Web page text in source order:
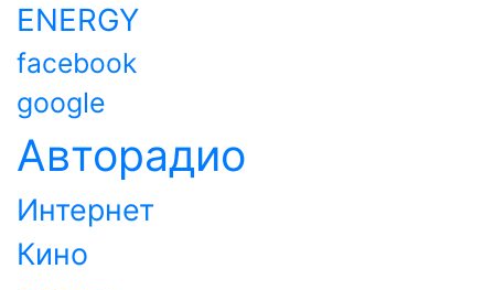
ENERGY
facebook
google
Авторадио
Интернет
Кино